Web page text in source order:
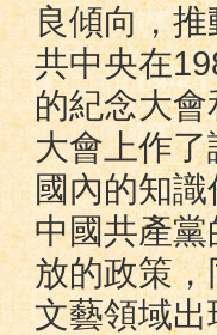
良傾向，
共中央在
的紀念大
大會上作
國內的知
中國共產
放的政策
文藝領域